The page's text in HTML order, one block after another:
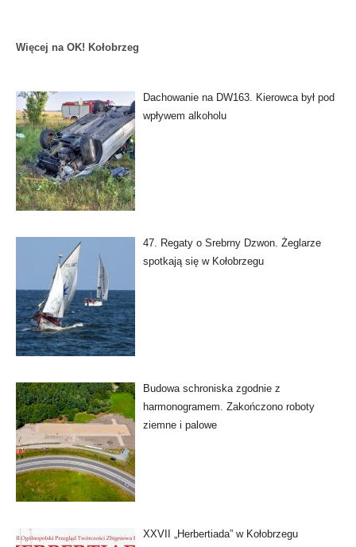
Więcej na OK! Kołobrzeg
Dachowanie na DW163. Kierowca był pod
wpływem alkoholu
47. Regaty o Srebrny Dzwon. Żeglarze
spotkają się w Kołobrzegu
Budowa schroniska zgodnie z
harmonogramem. Zakończono roboty
ziemne i palowe
XXVII „Herbertiada” w Kołobrzegu